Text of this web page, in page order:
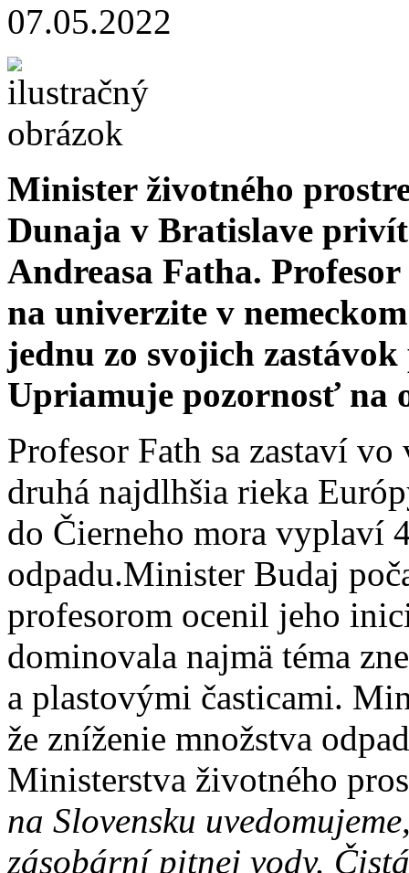
07.05.2022
Minister životného
Dunaja v Bratislave
Andreasa Fatha.
na univerzite v
jednu zo svojich
Upriamuje pozornosť na
Profesor Fath sa zastaví
druhá najdlhšia rieka
do Čierneho mora vyplaví
odpadu.Minister Budaj
profesorom ocenil jeho
dominovala najmä téma
a plastovými časticami.
že zníženie množstva
Ministerstva životného
na Slovensku
zásobární pitnej vody.